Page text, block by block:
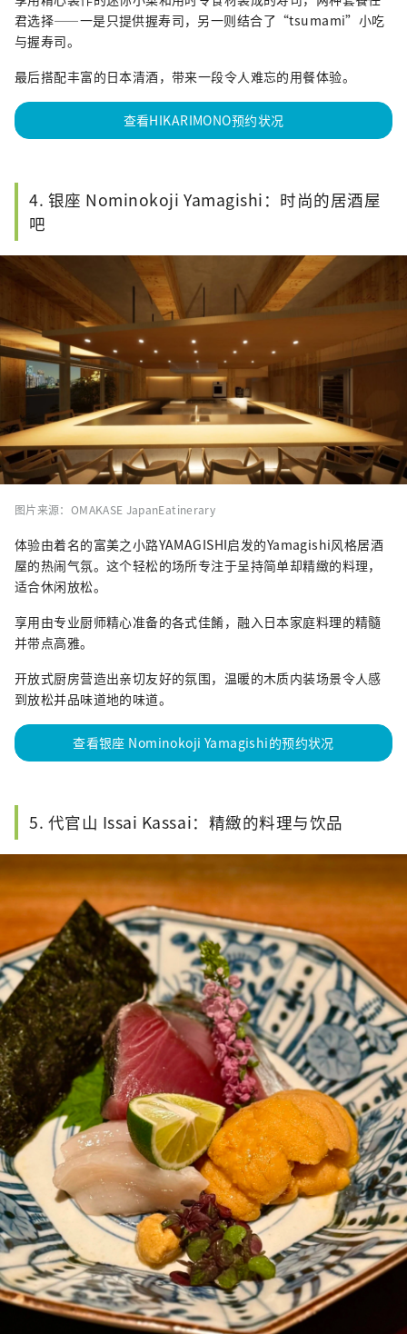
君选择——一是只提供握寿司，另一则结合了“tsumami”小吃
与握寿司。
最后搭配丰富的日本清酒，带来一段令人难忘的用餐体验。
查看HIKARIMONO预约状况
4. 银座 Nominokoji Yamagishi：时尚的居酒屋
吧
图片来源：OMAKASE JapanEatinerary
体验由着名的富美之小路YAMAGISHI启发的Yamagishi风格居酒
屋的热闹气氛。这个轻松的场所专注于呈持简单却精緻的料理，
适合休闲放松。
享用由专业厨师精心准备的各式佳餚，融入日本家庭料理的精髓
并带点高雅。
开放式厨房营造出亲切友好的氛围，温暖的木质内装场景令人感
到放松并品味道地的味道。
查看银座 Nominokoji Yamagishi的预约状况
5. 代官山 Issai Kassai：精緻的料理与饮品